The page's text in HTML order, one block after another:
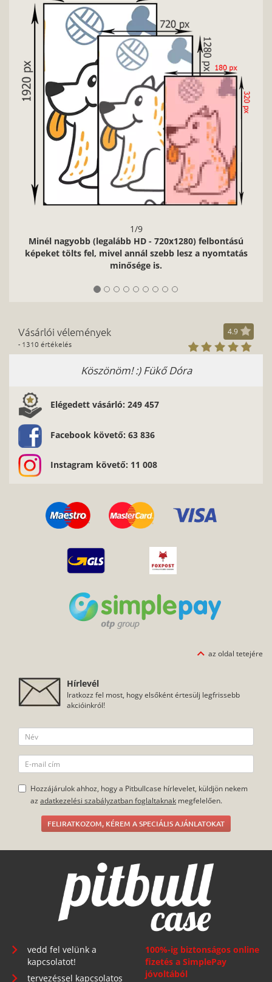
1/9
Minél nagyobb (legalább HD - 720x1280) felbontású
képeket tölts fel, mivel annál szebb lesz a nyomtatás
minősége is.
Vásárlói vélemények
- 1310 értékelés
4.9
Köszönöm! :) Fükő Dóra
Elégedett vásárló: 249 457
Facebook követő: 63 836
Instagram követő: 11 008
az oldal tetejére
Hírlevél
Iratkozz fel most, hogy elsőként értesülj legfrissebb
akcióinkról!
Hozzájárulok ahhoz, hogy a Pitbullcase hírlevelet, küldjön nekem
az adatkezelési szabályzatban foglaltaknak megfelelően.
FELIRATKOZOM, KÉREM A SPECIÁLIS AJÁNLATOKAT
vedd fel velünk a
kapcsolatot!
tervezéssel kapcsolatos
100%-ig biztonságos online
fizetés a SimplePay
jóvoltából